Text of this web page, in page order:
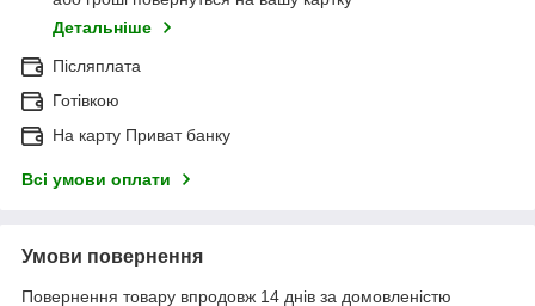
Детальніше
Післяплата
Готівкою
На карту Приват банку
Всі умови оплати
Умови повернення
Повернення товару впродовж 14 днів за домовленістю